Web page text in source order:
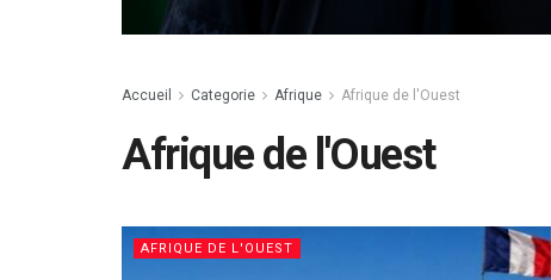
Accueil Categorie Afrique Afrique de l'Ouest
Afrique de l'Ouest
AFRIQUE DE L'OUEST